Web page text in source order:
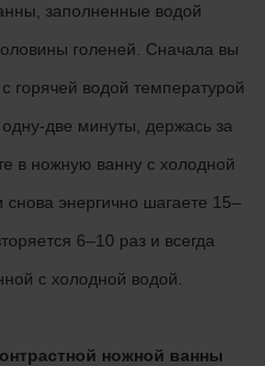
заполненные водой
голеней. Сначала вы
горячей водой температурой
две минуты, держась за
в ножную ванну с холодной
энергично шагаете 15–
6–10 раз и всегда
с холодной водой.
ножной ванны